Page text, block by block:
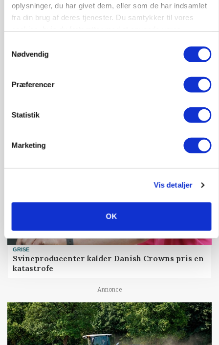
oplysninger, du har givet dem, eller som de har indsamlet
fra din brug af deres tjenester. Du samtykker til vores
Nødvendig
Præferencer
Statistik
Marketing
Vis detaljer
OK
PLANTER
På døgnvagt i høsten
GRISE
Svineproducenter kalder Danish Crowns pris en
katastrofe
Annonce